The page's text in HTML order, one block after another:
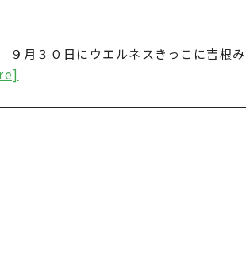
９月３０日にウエルネスきっこに吉根